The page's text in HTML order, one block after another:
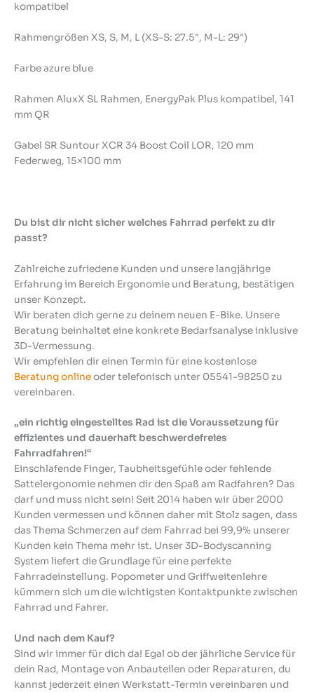
kompatibel
Rahmengrößen XS, S, M, L (XS-S: 27.5″, M-L: 29″)
Farbe azure blue
Rahmen AluxX SL Rahmen, EnergyPak Plus kompatibel, 141
mm QR
Gabel SR Suntour XCR 34 Boost Coil LOR, 120 mm
Federweg, 15×100 mm
Du bist dir nicht sicher welches Fahrrad perfekt zu dir
passt?
Zahlreiche zufriedene Kunden und unsere langjährige
Erfahrung im Bereich Ergonomie und Beratung, bestätigen
unser Konzept.
Wir beraten dich gerne zu deinem neuen E-Bike. Unsere
Beratung beinhaltet eine konkrete Bedarfsanalyse inklusive
3D-Vermessung.
Wir empfehlen dir einen Termin für eine kostenlose
Beratung onlineoder telefonisch unter 05541-98250 zu
vereinbaren.
„ein richtig eingestelltes Rad ist die Voraussetzung für
effizientes und dauerhaft beschwerdefreies
Fahrradfahren!“
Einschlafende Finger, Taubheitsgefühle oder fehlende
Sattelergonomie nehmen dir den Spaß am Radfahren? Das
darf und muss nicht sein! Seit 2014 haben wir über 2000
Kunden vermessen und können daher mit Stolz sagen, dass
das Thema Schmerzen auf dem Fahrrad bei 99,9% unserer
Kunden kein Thema mehr ist. Unser 3D-Bodyscanning
System liefert die Grundlage für eine perfekte
Fahrradeinstellung. Popometer und Griffweitenlehre
kümmern sich um die wichtigsten Kontaktpunkte zwischen
Fahrrad und Fahrer.
Und nach dem Kauf?
Sind wir immer für dich da! Egal ob der jährliche Service für
dein Rad, Montage von Anbauteilen oder Reparaturen, du
kannst jederzeit einen Werkstatt-Termin vereinbaren und